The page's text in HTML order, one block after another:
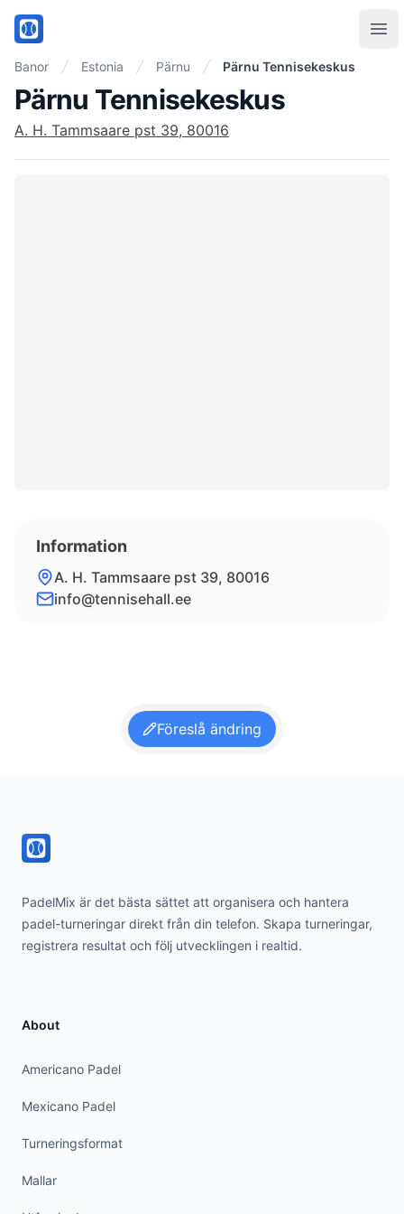
PadelMix
Banor Estonia Pärnu Pärnu Tennisekeskus
Pärnu Tennisekeskus
A. H. Tammsaare pst 39, 80016
Information
A. H. Tammsaare pst 39, 80016
info@tennisehall.ee
Föreslå ändring
PadelMix är det bästa sättet att organisera och hantera
padel-turneringar direkt från din telefon. Skapa turneringar,
registrera resultat och följ utvecklingen i realtid.
About
Americano Padel
Mexicano Padel
Turneringsformat
Mallar